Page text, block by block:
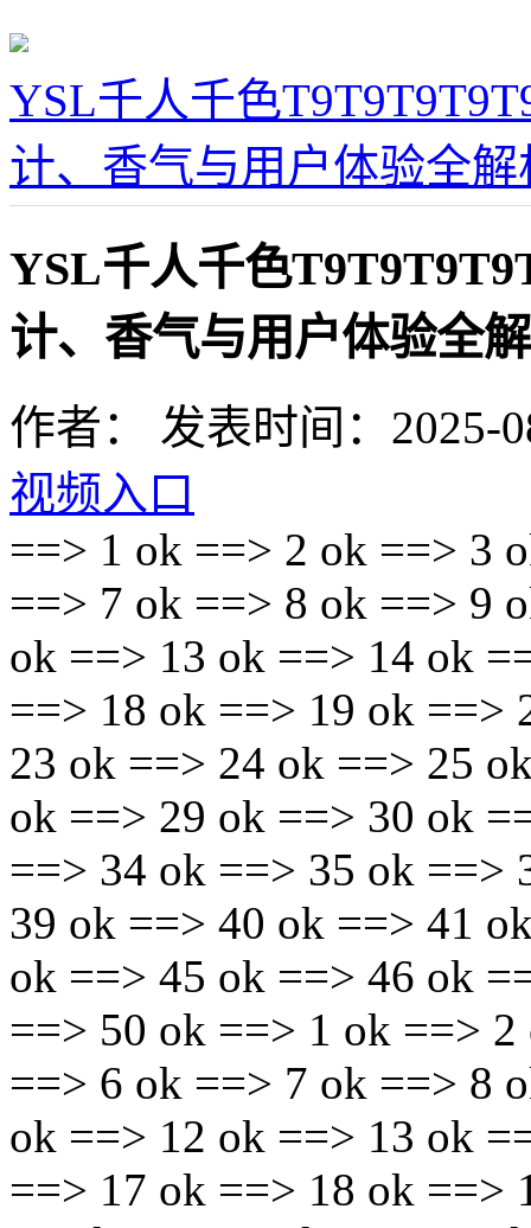
YSL千人千色
计、香气与用户体验全解
YSL千人千色
计、香气与用户体验全
作者：
发表时间：2025-
视频入口
==> 1 ok ==> 2 ok ==> 3
==> 7 ok ==> 8 ok ==> 9
ok ==> 13 ok ==> 14 ok
==> 18 ok ==> 19 ok ==>
23 ok ==> 24 ok ==> 25
ok ==> 29 ok ==> 30 ok
==> 34 ok ==> 35 ok ==>
39 ok ==> 40 ok ==> 41
ok ==> 45 ok ==> 46 ok
==> 50 ok ==> 1 ok ==>
==> 6 ok ==> 7 ok ==> 8
ok ==> 12 ok ==> 13 ok
==> 17 ok ==> 18 ok ==>